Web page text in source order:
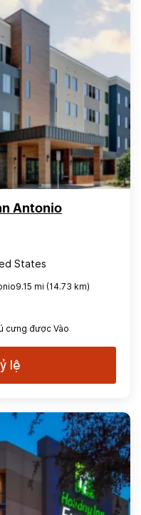
Antonio
States
mi (14.73 km)
cưng được Vào
lệ